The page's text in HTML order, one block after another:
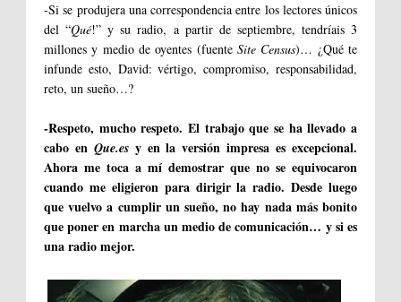
-Si se produjera una correspondencia entre los lectores únicos
del “Qué!” y su radio, a partir de septiembre, tendríais 3
millones y medio de oyentes (fuente Site Census)… ¿Qué te
infunde esto, David: vértigo, compromiso, responsabilidad,
reto, un sueño…?
-Respeto, mucho respeto. El trabajo que se ha llevado a
cabo en Que.esy en la versión impresa es excepcional.
Ahora me toca a mí demostrar que no se equivocaron
cuando me eligieron para dirigir la radio. Desde luego
que vuelvo a cumplir un sueño, no hay nada más bonito
que poner en marcha un medio de comunicación… y si es
una radio mejor.